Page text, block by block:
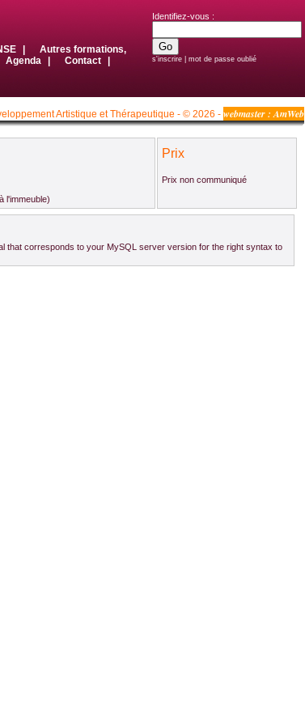
Autres formations,
Agenda Contact
Identifiez-vous :
s'inscrire mot de passe oublié
Artistique et Thérapeutique - © 2026 - webmaster : AmWeb
l'immeuble)
Prix
Prix non communiqué
that corresponds to your MySQL server version for the right syntax to